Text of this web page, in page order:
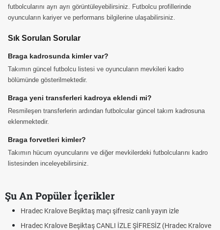
futbolcularını ayrı ayrı görüntüleyebilirsiniz. Futbolcu profillerinde
oyuncuların kariyer ve performans bilgilerine ulaşabilirsiniz.
Sık Sorulan Sorular
Braga kadrosunda kimler var?
Takımın güncel futbolcu listesi ve oyuncuların mevkileri kadro
bölümünde gösterilmektedir.
Braga yeni transferleri kadroya eklendi mi?
Resmileşen transferlerin ardından futbolcular güncel takım kadrosuna
eklenmektedir.
Braga forvetleri kimler?
Takımın hücum oyuncularını ve diğer mevkilerdeki futbolcularını kadro
listesinden inceleyebilirsiniz.
Şu An Popüler İçerikler
Kralove Beşiktaş maçı şifresiz canlı yayın izle
Kralove Beşiktaş CANLI İZLE ŞİFRESİZ (Hradec Kralove